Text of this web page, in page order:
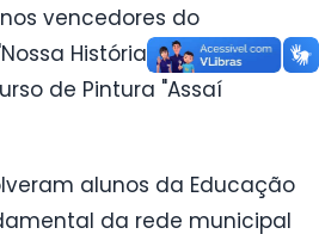
vencedores do
História, Nossa
de Pintura "Assaí
alunos da Educação
da rede municipal